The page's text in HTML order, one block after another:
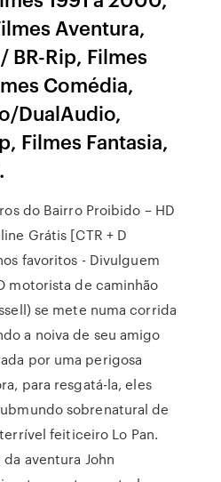
Aventura,
BR-Rip, Filmes
Comédia,
DualAudio,
Filmes Fantasia,
do Bairro Proibido – HD
Grátis [CTR + D
favoritos - Divulguem
motorista de caminhão
se mete numa corrida
a noiva de seu amigo
por uma perigosa
para resgatá-la, eles
sobrenatural de
feiticeiro Lo Pan.
aventura John